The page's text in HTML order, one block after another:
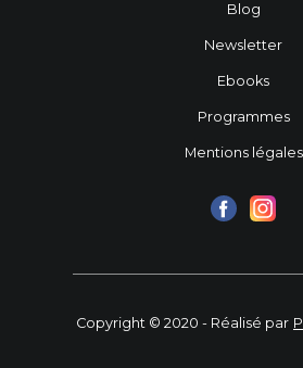
Blog
Newsletter
Ebooks
Programmes
Mentions légales
Copyright © 2020 - Réalisé par